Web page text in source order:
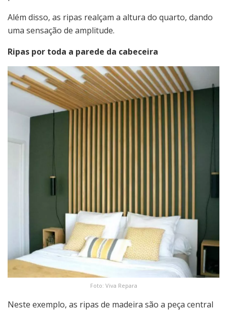
Além disso, as ripas realçam a altura do quarto, dando
uma sensação de amplitude.
Ripas por toda a parede da cabeceira
Foto: Viva Repara
Neste exemplo, as ripas de madeira são a peça central